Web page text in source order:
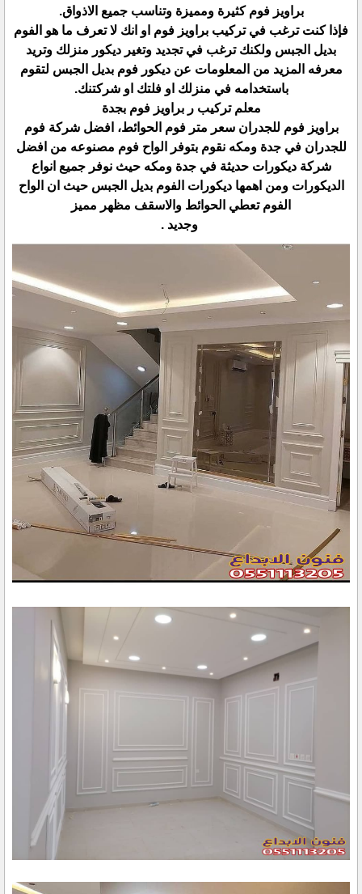
براويز فوم كثيرة ومميزة وتناسب جميع الاذواق.
فإذا كنت ترغب في تركيب براويز فوم او انك لا تعرف ما هو الفوم
بديل الجبس ولكنك ترغب في تجديد وتغير ديكور منزلك وتريد
معرفه المزيد من المعلومات عن ديكور فوم بديل الجبس لتقوم
باستخدامه في منزلك او فلتك او شركتنك.
معلم تركيب ر براويز فوم بجدة
براويز فوم للجدران سعر متر فوم الحوائط، افضل شركة فوم
للجدران في جدة ومكه نقوم بتوفر الواح فوم مصنوعه من افضل
شركة ديكورات حديثة في جدة ومكه حيث نوفر جميع انواع
الديكورات ومن اهمها ديكورات الفوم بديل الجبس حيث ان الواح
الفوم تعطي الحوائط والاسقف مظهر مميز
وجديد .